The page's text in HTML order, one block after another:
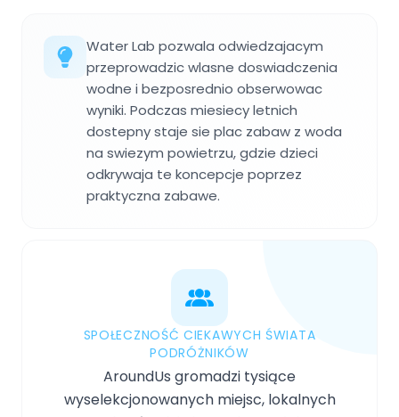
Water Lab pozwala odwiedzajacym
przeprowadzic wlasne doswiadczenia
wodne i bezposrednio obserwowac
wyniki. Podczas miesiecy letnich
dostepny staje sie plac zabaw z woda
na swiezym powietrzu, gdzie dzieci
odkrywaja te koncepcje poprzez
praktyczna zabawe.
SPOŁECZNOŚĆ CIEKAWYCH ŚWIATA
PODRÓŻNIKÓW
AroundUs gromadzi tysiące
wyselekcjonowanych miejsc, lokalnych